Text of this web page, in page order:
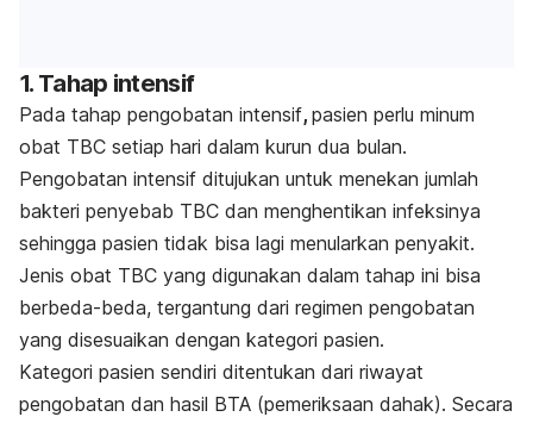
1. Tahap intensif
Pada tahap pengobatan intensif, pasien perlu minum
obat TBC setiap hari dalam kurun dua bulan.
Pengobatan intensif ditujukan untuk menekan jumlah
bakteri penyebab TBC dan menghentikan infeksinya
sehingga pasien tidak bisa lagi menularkan penyakit.
Jenis obat TBC yang digunakan dalam tahap ini bisa
berbeda-beda, tergantung dari regimen pengobatan
yang disesuaikan dengan kategori pasien.
Kategori pasien sendiri ditentukan dari riwayat
pengobatan dan hasil BTA (pemeriksaan dahak). Secara